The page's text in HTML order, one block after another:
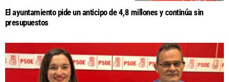
El ayuntamiento pide un anticipo de 4,8 millones y continúa sin
presupuestos